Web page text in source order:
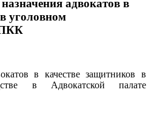
адвокатов в
уголовном
в качестве защитников в
в Адвокатской палате